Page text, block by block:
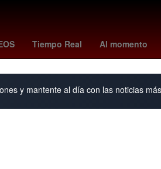
Tiempo Real Al momento
santo domingo 2026 China
y mantente al día con las noticias